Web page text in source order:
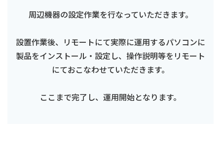
周辺機器の設定作業を行なっていただきます。
設置作業後、リモートにて実際に運用するパソコンに
製品をインストール・設定し、操作説明等をリモート
にておこなわせていただきます。
ここまで完了し、運用開始となります。